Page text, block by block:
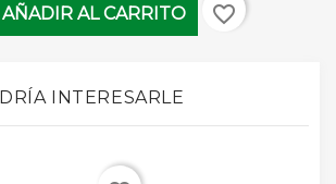
AÑADIR AL CARRITO favorite_border
INTERESARLE